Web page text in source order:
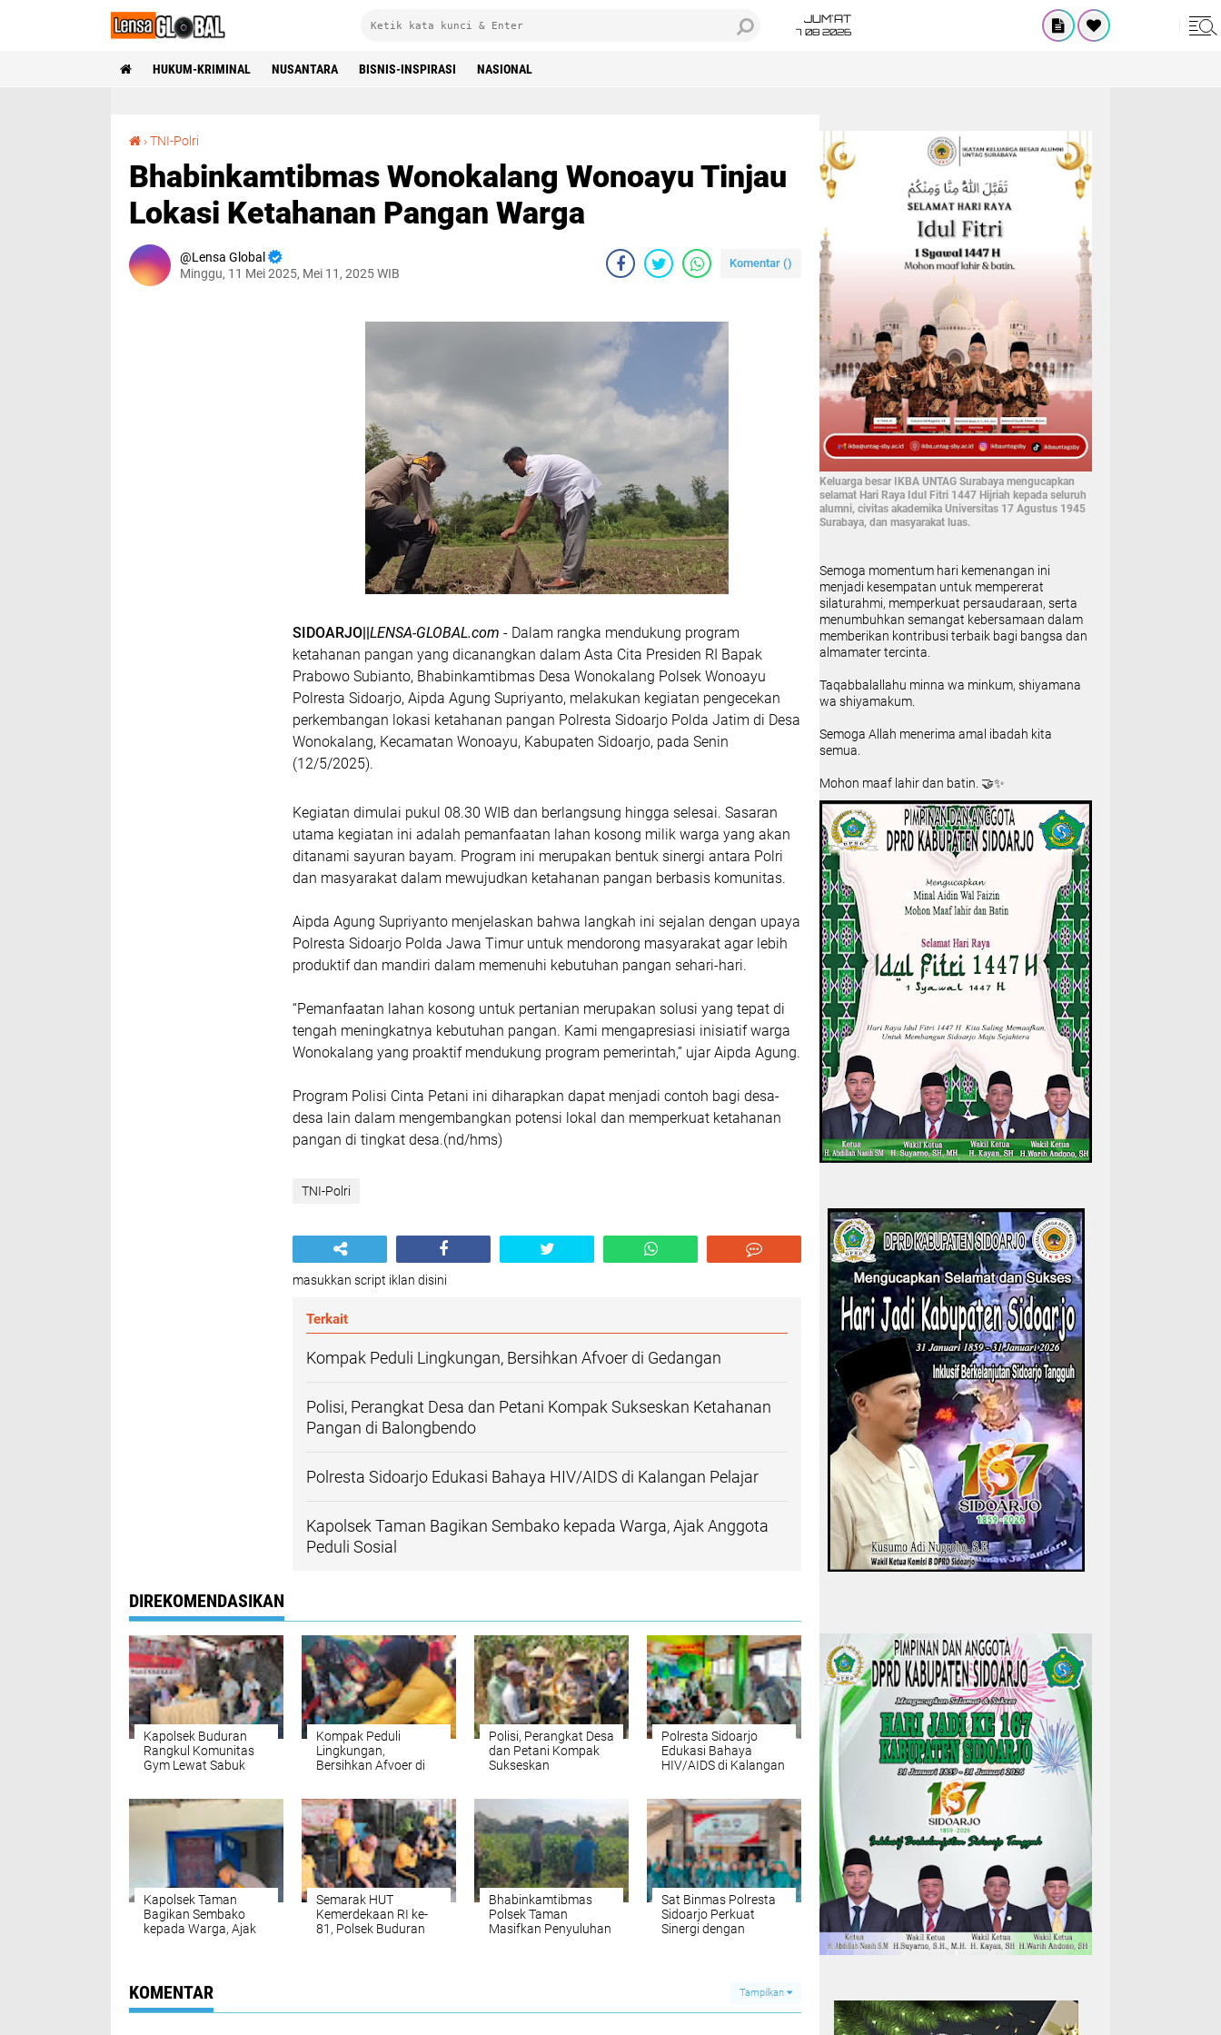
JUM'AT
7 08 2026
HUKUM-KRIMINAL NUSANTARA BISNIS-INSPIRASI NASIONAL
›TNI-Polri
Bhabinkamtibmas Wonokalang Wonoayu Tinjau
Lokasi Ketahanan Pangan Warga
Lensa Global
Minggu, 11 Mei 2025, Mei 11, 2025 WIB
Komentar ()
SIDOARJO||LENSA-GLOBAL.com - Dalam rangka mendukung program
ketahanan pangan yang dicanangkan dalam Asta Cita Presiden RI Bapak
Prabowo Subianto, Bhabinkamtibmas Desa Wonokalang Polsek Wonoayu
Polresta Sidoarjo, Aipda Agung Supriyanto, melakukan kegiatan pengecekan
perkembangan lokasi ketahanan pangan Polresta Sidoarjo Polda Jatim di Desa
Wonokalang, Kecamatan Wonoayu, Kabupaten Sidoarjo, pada Senin
(12/5/2025).
Kegiatan dimulai pukul 08.30 WIB dan berlangsung hingga selesai. Sasaran
utama kegiatan ini adalah pemanfaatan lahan kosong milik warga yang akan
ditanami sayuran bayam. Program ini merupakan bentuk sinergi antara Polri
dan masyarakat dalam mewujudkan ketahanan pangan berbasis komunitas.
Aipda Agung Supriyanto menjelaskan bahwa langkah ini sejalan dengan upaya
Polresta Sidoarjo Polda Jawa Timur untuk mendorong masyarakat agar lebih
produktif dan mandiri dalam memenuhi kebutuhan pangan sehari-hari.
“Pemanfaatan lahan kosong untuk pertanian merupakan solusi yang tepat di
tengah meningkatnya kebutuhan pangan. Kami mengapresiasi inisiatif warga
Wonokalang yang proaktif mendukung program pemerintah,” ujar Aipda Agung.
Program Polisi Cinta Petani ini diharapkan dapat menjadi contoh bagi desa-
desa lain dalam mengembangkan potensi lokal dan memperkuat ketahanan
pangan di tingkat desa.(nd/hms)
TNI-Polri
masukkan script iklan disini
Terkait
Kompak Peduli Lingkungan, Bersihkan Afvoer di Gedangan
Polisi, Perangkat Desa dan Petani Kompak Sukseskan Ketahanan
Pangan di Balongbendo
Polresta Sidoarjo Edukasi Bahaya HIV/AIDS di Kalangan Pelajar
Kapolsek Taman Bagikan Sembako kepada Warga, Ajak Anggota
Peduli Sosial
DIREKOMENDASIKAN
Kapolsek Buduran
Rangkul Komunitas
Gym Lewat Sabuk
Sehat ke Masyarakat
Kompak Peduli
Lingkungan,
Bersihkan Afvoer di
Polisi, Perangkat Desa
dan Petani Kompak
Sukseskan
Polresta Sidoarjo
Edukasi Bahaya
HIV/AIDS di Kalangan
Kapolsek Taman
Bagikan Sembako
kepada Warga, Ajak
Semarak HUT
Kemerdekaan RI ke-
81, Polsek Buduran
Bhabinkamtibmas
Polsek Taman
Masifkan Penyuluhan
Sat Binmas Polresta
Sidoarjo Perkuat
Sinergi dengan
KOMENTAR Tampilkan
Keluarga besar IKBA UNTAG Surabaya mengucapkan
selamat Hari Raya Idul Fitri 1447 Hijriah kepada seluruh
alumni, civitas akademika Universitas 17 Agustus 1945
Surabaya, dan masyarakat luas.
Semoga momentum hari kemenangan ini
menjadi kesempatan untuk mempererat
silaturahmi, memperkuat persaudaraan, serta
menumbuhkan semangat kebersamaan dalam
memberikan kontribusi terbaik bagi bangsa dan
almamater tercinta.
Taqabbalallahu minna wa minkum, shiyamana
wa shiyamakum.
Semoga Allah menerima amal ibadah kita
semua.
Mohon maaf lahir dan batin. 🤝✨